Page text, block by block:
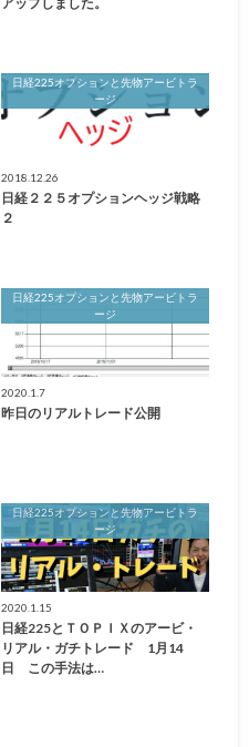
日経225オプションと先物アービトラ
ージ
2018.12.26
日経２２５オプションヘッジ戦略
２
日経225オプションと先物アービトラ
ージ
2020.1.7
昨日のリアルトレード公開
日経225オプションと先物アービトラ
ージ
2020.1.15
日経225とＴＯＰＩＸのアービ・
リアル・ガチトレード 1月14
日 この手法は…